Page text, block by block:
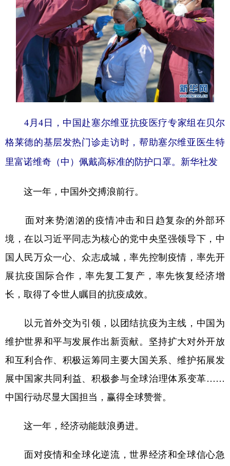
4月4日，中国赴塞尔维亚抗疫医疗专家组在贝尔
格莱德的基层发热门诊走访时，帮助塞尔维亚医生特
里富诺维奇（中）佩戴高标准的防护口罩。新华社发
这一年，中国外交搏浪前行。
面对来势汹汹的疫情冲击和日趋复杂的外部环
境，在以习近平同志为核心的党中央坚强领导下，中
国人民万众一心、众志成城，率先控制疫情，率先开
展抗疫国际合作，率先复工复产，率先恢复经济增
长，取得了令世人瞩目的抗疫成效。
以元首外交为引领，以团结抗疫为主线，中国为
维护世界和平与发展作出新贡献。坚持扩大对外开放
和互利合作、积极运筹同主要大国关系、维护拓展发
展中国家共同利益、积极参与全球治理体系变革……
中国行动尽显大国担当，赢得全球赞誉。
这一年，经济动能鼓浪勇进。
面对疫情和全球化逆流，世界经济和全球信心急